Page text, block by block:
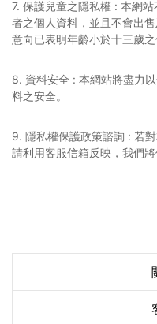
7. 保護兒童之隱私權 : 本網
者之個人資料，並且不會出
意向已表明年齡小於十三歲
8. 資料安全 : 本網站將盡力
料之安全。
9. 隱私權保護政策諮詢 : 若
請利用客服信箱反映，我們將